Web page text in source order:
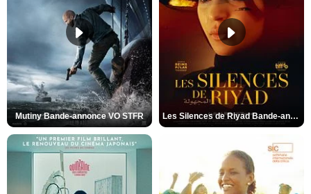
Mutiny Bande-annonce VO STFR Les Silences de Riyad Bande-annonce VO STFR